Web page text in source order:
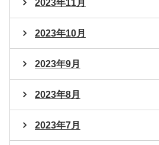
2023年11月
2023年10月
2023年9月
2023年8月
2023年7月